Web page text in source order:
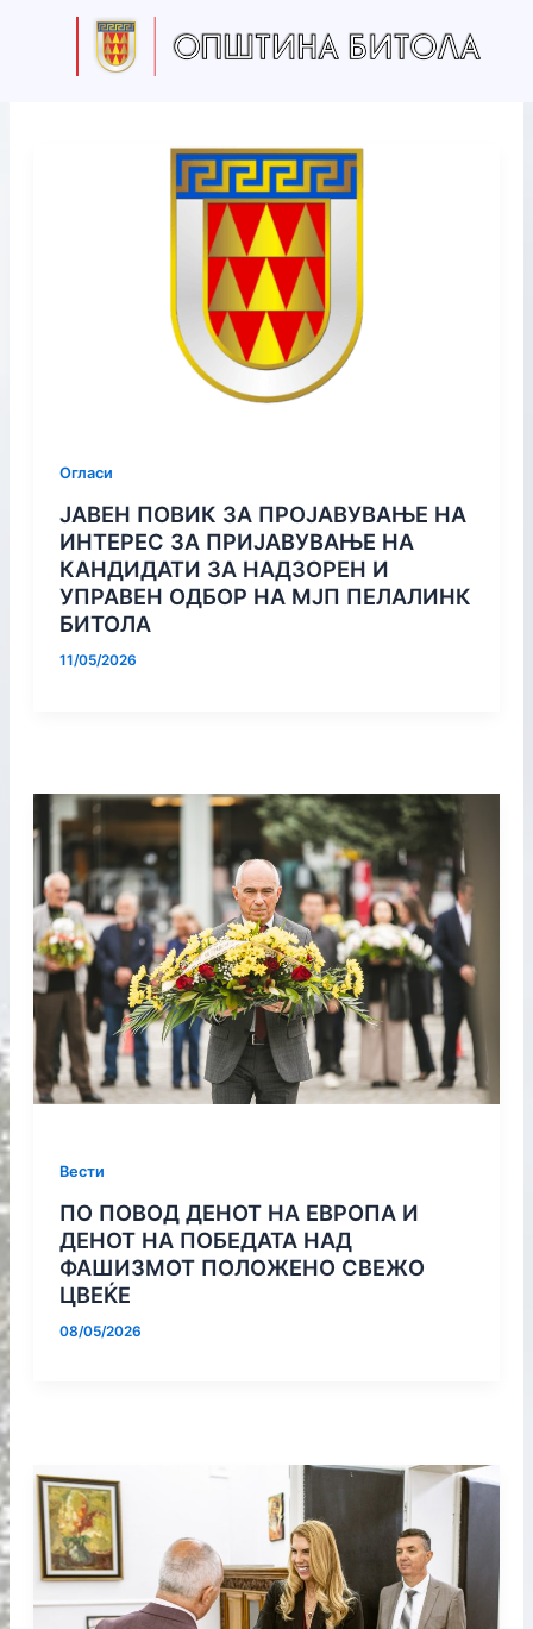
Огласи
ЈАВЕН ПОВИК ЗА ПРОЈАВУВАЊЕ НА
ИНТЕРЕС ЗА ПРИЈАВУВАЊЕ НА
КАНДИДАТИ ЗА НАДЗОРЕН И
УПРАВЕН ОДБОР НА МЈП ПЕЛАЛИНК
БИТОЛА
11/05/2026
Вести
ПО ПОВОД ДЕНОТ НА ЕВРОПА И
ДЕНОТ НА ПОБЕДАТА НАД
ФАШИЗМОТ ПОЛОЖЕНО СВЕЖО
ЦВЕЌЕ
08/05/2026